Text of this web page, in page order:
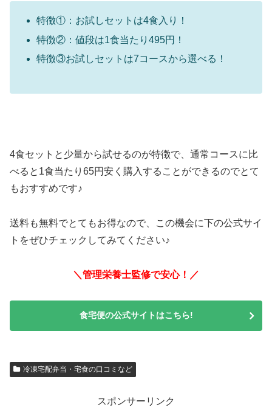
特徴①：お試しセットは4食入り！
特徴②：値段は1食当たり495円！
特徴③お試しセットは7コースから選べる！
4食セットと少量から試せるのが特徴で、通常コースに比
べると1食当たり65円安く購入することができるのでとて
もおすすめです♪
送料も無料でとてもお得なので、この機会に下の公式サイ
トをぜひチェックしてみてください♪
＼管理栄養士監修で安心！／
食宅便の公式サイトはこちら!
冷凍宅配弁当・宅食の口コミなど
スポンサーリンク